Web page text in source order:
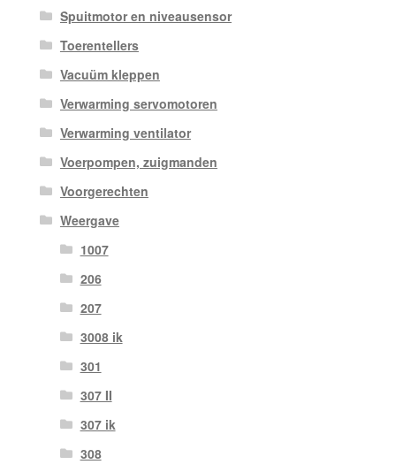
Spuitmotor en niveausensor
Toerentellers
Vacuüm kleppen
Verwarming servomotoren
Verwarming ventilator
Voerpompen, zuigmanden
Voorgerechten
Weergave
1007
206
207
3008 ik
301
307 II
307 ik
308